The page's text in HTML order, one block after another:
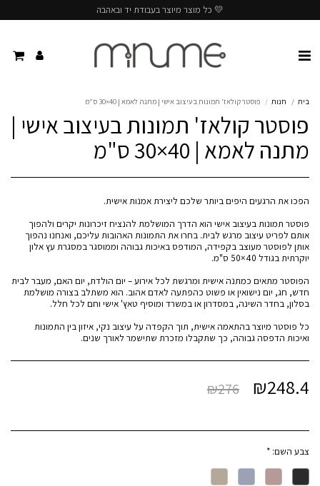
💛 כל מוצר מיוצר בעבודת יד ובאהבה
בית חנות פוסטר קולאז' תמונות בעיצוב אישי | מתנה לאמא | 40×30 ס"מ
פוסטר קולאז' תמונות בעיצוב אישי |
מתנה לאמא | 40×30 ס"מ
פוסטר תמונות בעיצוב אישי הוא הדרך המושלמת להנציח זיכרונות יקרים ולהפוך
אותם לפריט עיצוב מרגש לבית. בחרו את התמונות האהובות עליכם, ואנחנו נהפוך
אותן לפוסטר מעוצב בקפידה, המודפס באיכות גבוהה וממוסגר במסגרת עץ אלון
הפוסטר מתאים כמתנה אישית ומרגשת לכל אירוע – יום הולדת, יום האם, מעבר לבית
חדש, חג, יום נישואין או פשוט כהפתעה לאדם אהוב. הוא משתלב בצורה מושלמת
כל פוסטר מיוצר בהתאמה אישית, תוך הקפדה על עיצוב נקי, איזון בין התמונות
ואיכות הדפסה גבוהה, כך שתקבלו מזכרת שתישמר לאורך שנים.
₪248.4
₪276
צבע השם: *